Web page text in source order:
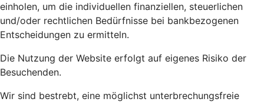
einholen, um die individuellen finanziellen, steuerlichen
und/oder rechtlichen Bedürfnisse bei bankbezogenen
Entscheidungen zu ermitteln.
Die Nutzung der Website erfolgt auf eigenes Risiko der
Besuchenden.
Wir sind bestrebt, eine möglichst unterbrechungsfreie